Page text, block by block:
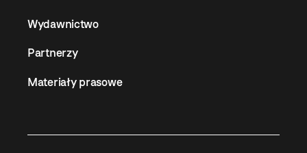
Wydawnictwo
Partnerzy
Materiały prasowe